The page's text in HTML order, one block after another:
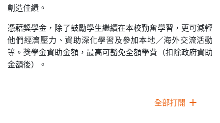
創造佳績。
憑藉獎學金，除了鼓勵學生繼續在本校勤奮學習，更可減輕
他們經濟壓力、資助深化學習及參加本地／海外交流活動
等。獎學金資助金額，最高可豁免全額學費（扣除政府資助
金額後）。
全部打開